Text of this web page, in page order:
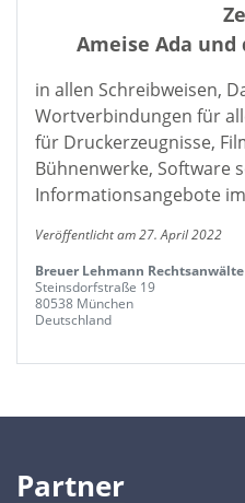
Ameise Ada und
in allen Schreibweisen,
Wortverbindungen für
für Druckerzeugnisse,
Bühnenwerke, Software
Informationsangebote
Veröffentlicht am 27. April 2022
Breuer Lehmann
Steinsdorfstraße 19
80538 München
Deutschland
Partner